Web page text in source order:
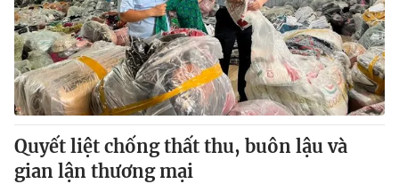
Quyết liệt chống thất thu, buôn lậu và
gian lận thương mại